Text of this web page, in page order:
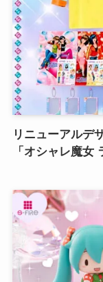
リニューアルデ
「オシャレ魔